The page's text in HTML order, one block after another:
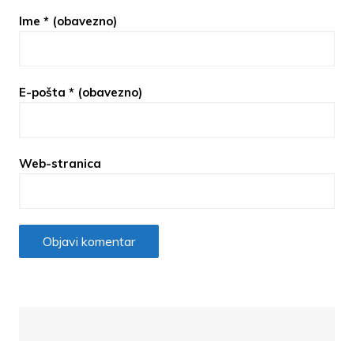
Ime * (obavezno)
E-pošta * (obavezno)
Web-stranica